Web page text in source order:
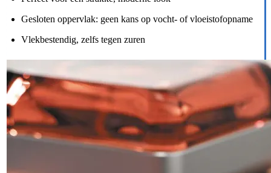
Gesloten oppervlak: geen kans op vocht- of vloeistofopname
Vlekbestendig, zelfs tegen zuren